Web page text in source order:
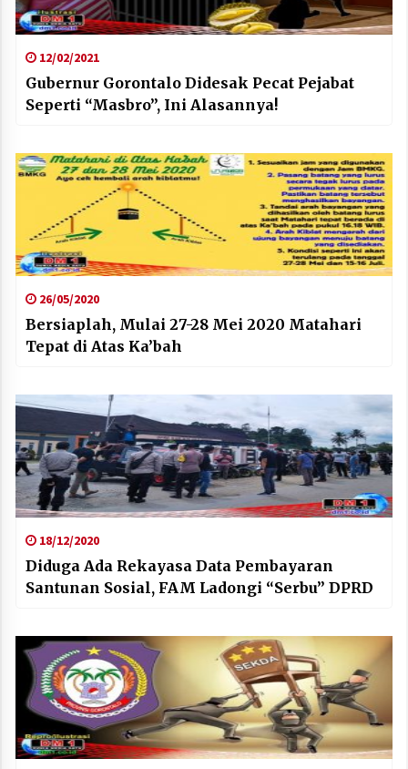
12/02/2021
Gubernur Gorontalo Didesak Pecat Pejabat
Seperti “Masbro”, Ini Alasannya!
26/05/2020
Bersiaplah, Mulai 27-28 Mei 2020 Matahari
Tepat di Atas Ka’bah
18/12/2020
Diduga Ada Rekayasa Data Pembayaran
Santunan Sosial, FAM Ladongi “Serbu” DPRD